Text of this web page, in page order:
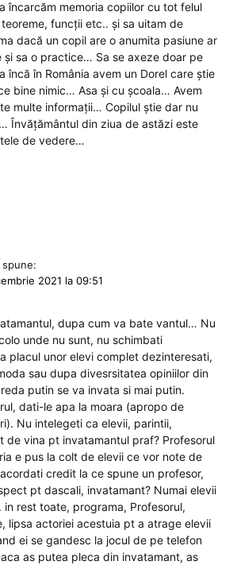
încarcăm memoria copiilor cu tot felul
funcții etc.. și sa uitam de
dacă un copil are o anumita pasiune ar
și sa o practice… Sa se axeze doar pe
încă în România avem un Dorel care știe
bine nimic… Asa și cu școala… Avem
multe informații… Copilul știe dar nu
Învățământul din ziua de astăzi este
de vedere…
spune:
2021 la 09:51
dupa cum va bate vantul… Nu
unde nu sunt, nu schimbati
placul unor elevi complet dezinteresati,
sau dupa divesrsitatea opiniilor din
putin se va invata si mai putin.
dati-le apa la moara (apropo de
Nu intelegeti ca elevii, parintii,
de vina pt invatamantul praf? Profesorul
e pus la colt de elevii ce vor note de
credit la ce spune un profesor,
pt dascali, invatamant? Numai elevii
rest toate, programa, Profesorul,
lipsa actoriei acestuia pt a atrage elevii
ei se gandesc la jocul de pe telefon
as putea pleca din invatamant, as